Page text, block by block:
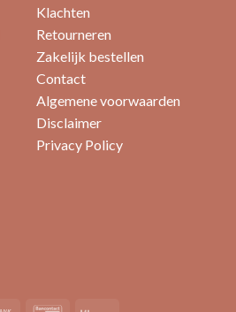
Klachten
Retourneren
Zakelijk bestellen
Contact
Algemene voorwaarden
Disclaimer
Privacy Policy